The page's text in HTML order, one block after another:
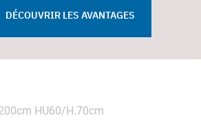
DÉCOUVRIR LES AVANTAGES
HU60/H.70cm